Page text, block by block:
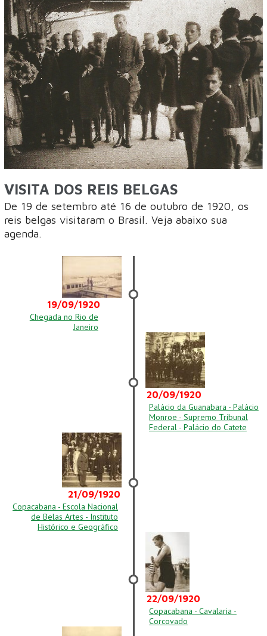
VISITA DOS REIS BELGAS
De 19 de setembro até 16 de outubro de 1920, os
reis belgas visitaram o Brasil. Veja abaixo sua
agenda.
19/09/1920
Chegada no Rio de
Janeiro
20/09/1920
Palácio da Guanabara - Palácio
Monroe - Supremo Tribunal
Federal - Palácio do Catete
21/09/1920
Copacabana - Escola Nacional
de Belas Artes - Instituto
Histórico e Geográfico
22/09/1920
Copacabana - Cavalaria -
Corcovado